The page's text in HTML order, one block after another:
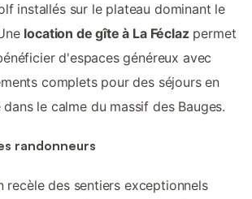
installés sur le plateau dominant le
location de gîte à La Féclazpermet
d'espaces généreux avec
complets pour des séjours en
le calme du massif des Bauges.
randonneurs
recèle des sentiers exceptionnels